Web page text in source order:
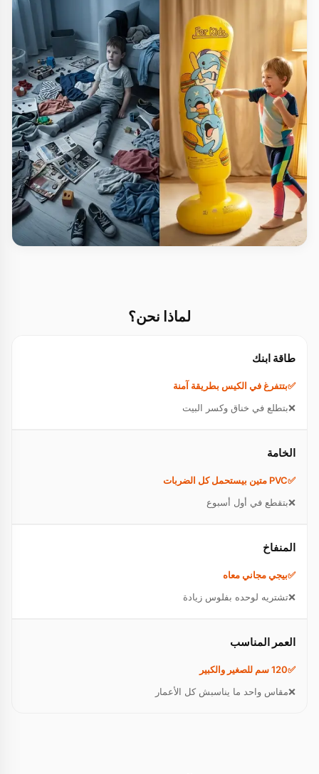
لماذا نحن؟
طاقة ابنك
بتتفرغ في الكيس بطريقة آمنة
بتطلع في خناق وكسر البيت
الخامة
PVC متين بيستحمل كل الضربات
بتقطع في أول أسبوع
المنفاخ
بيجي مجاني معاه
تشتريه لوحده بفلوس زيادة
العمر المناسب
120 سم للصغير والكبير
مقاس واحد ما يناسبش كل الأعمار